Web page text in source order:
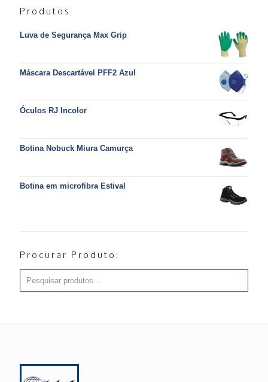
Produtos
Luva de Segurança Max Grip
Máscara Descartável PFF2 Azul
Óculos RJ Incolor
Botina Nobuck Miura Camurça
Botina em microfibra Estival
Procurar Produto: